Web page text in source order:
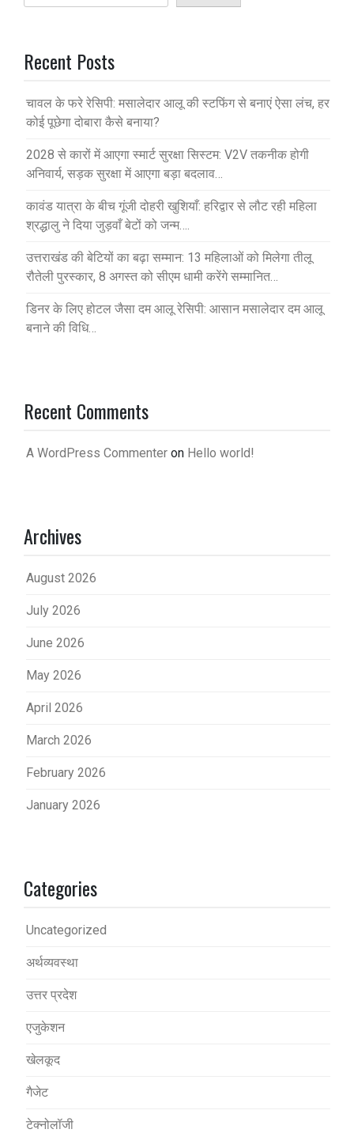
Recent Posts
चावल के फरे रेसिपी: मसालेदार आलू की स्टफिंग से बनाएं ऐसा लंच, हर
कोई पूछेगा दोबारा कैसे बनाया?
2028 से कारों में आएगा स्मार्ट सुरक्षा सिस्टम: V2V तकनीक होगी
अनिवार्य, सड़क सुरक्षा में आएगा बड़ा बदलाव…
कावंड यात्रा के बीच गूंजी दोहरी खुशियाँ: हरिद्वार से लौट रही महिला
श्रद्धालु ने दिया जुड़वाँ बेटों को जन्म….
उत्तराखंड की बेटियों का बढ़ा सम्मान: 13 महिलाओं को मिलेगा तीलू
रौतेली पुरस्कार, 8 अगस्त को सीएम धामी करेंगे सम्मानित…
डिनर के लिए होटल जैसा दम आलू रेसिपी: आसान मसालेदार दम आलू
बनाने की विधि…
Recent Comments
A WordPress Commenter on Hello world!
Archives
August 2026
July 2026
June 2026
May 2026
April 2026
March 2026
February 2026
January 2026
Categories
Uncategorized
अर्थव्यवस्था
उत्तर प्रदेश
एजुकेशन
खेलकूद
गैजेट
टेक्नोलॉजी